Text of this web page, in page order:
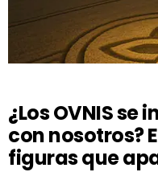
¿Los OVNIS
con nosotros?
figuras que